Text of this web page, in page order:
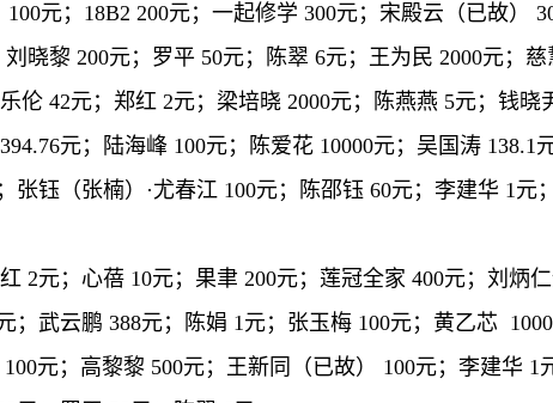
元；18B2 200元；一起修学 300元；宋殿云（已故）
晓黎 200元；罗平 50元；陈翠 6元；王为民 2000元；慈
伦 42元；郑红 2元；梁培晓 2000元；陈燕燕 5元；钱晓
元；陆海峰 100元；陈爱花 10000元；吴国涛 138.1
张钰（张楠）·尤春江 100元；陈邵钰 60元；李建华 1元
2元；心蓓 10元；果聿 200元；莲冠全家 400元；刘炳
；武云鹏 388元；陈娟 1元；张玉梅 100元；黄乙芯
元；高黎黎 500元；王新同（已故） 100元；李建华 1